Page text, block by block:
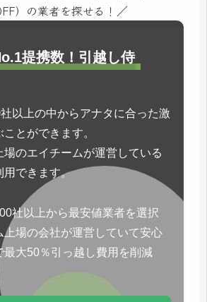
）の業者を探せる！／
提携数！引越し侍
以上の中からアナタに合った激
とができます。
場のエイチームが運営している
用できます。
社以上から最安値業者を選択
上場の会社が運営していて安心
最大50％引っ越し費用を削減